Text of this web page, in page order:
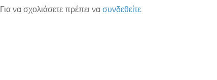
Για να σχολιάσετε πρέπει να συνδεθείτε